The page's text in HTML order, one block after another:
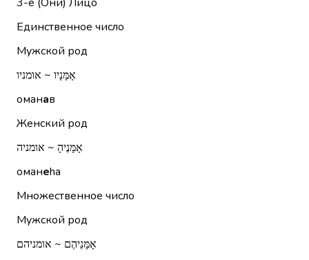
Единственное число
Мужской род
אָמָּנָיו ~ אומניו
оманав
Женский род
אָמָּנֶיהָ ~ אומניה
оманеhа
Множественное число
Мужской род
אָמָּנֵיהֶם ~ אומניהם